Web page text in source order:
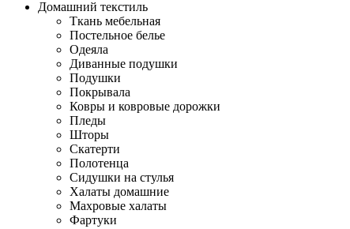
Домашний текстиль
Ткань мебельная
Постельное белье
Одеяла
Диванные подушки
Подушки
Покрывала
Ковры и ковровые дорожки
Пледы
Шторы
Скатерти
Полотенца
Сидушки на стулья
Халаты домашние
Махровые халаты
Фартуки